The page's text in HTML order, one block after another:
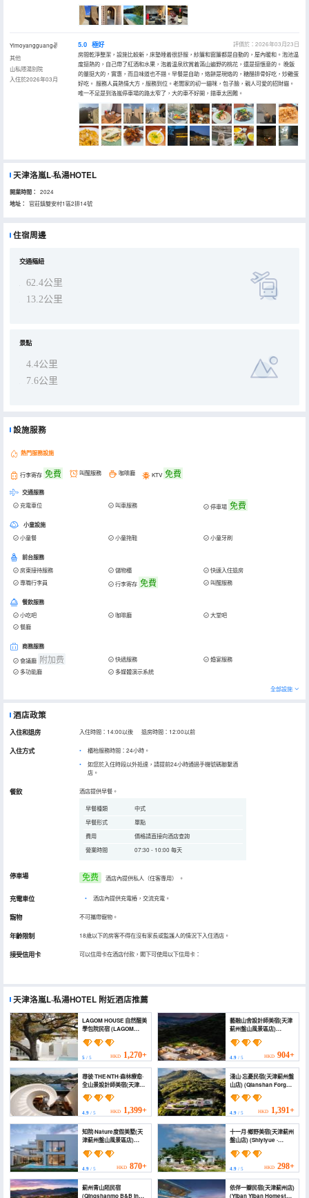
Yimoyangguang✌
其他
山私隱湯別院
入住於2026年03月
5.0 極好
評價於：2026年03月23日
房間乾淨整潔，設施比較新，床墊睡着很舒服，紗簾和窗簾都是自動的，屋內暖和。泡池温
度挺熱的，自己帶了紅酒和水果，泡着温泉欣賞着滿山遍野的桃花，還是挺愜意的。 晚飯
的量挺大的，實惠，而且味道也不錯。早餐是自助，烙餅是現烙的，糖醋排骨好吃，炒雞蛋
好吃。 服務人員熱情大方，服務到位。老闆家的初一貓咪，包子臉，親人可愛的招財貓。
唯一不足是到洛嵐停車場的路太窄了，大的車不好開，錯車太困難。
天津洛嵐L·私湯HOTEL
開業時間： 2024
地址： 官莊鎮雙安村1區2排14號
住宿周邊
交通樞紐
62.4公里
13.2公里
景點
4.4公里
7.6公里
設施服務
熱門服務設施
行李寄存 免費 叫醒服務 咖啡廳 KTV 免費
交通服務
充電車位 叫車服務 停車場 免費
小童設施
小童餐 小童拖鞋 小童牙刷
前台服務
房東接待服務 儲物櫃
快速入住退房
專職行李員
行李寄存 免費 叫醒服務
餐飲服務
小吃吧 咖啡廳
大堂吧
餐廳
商務服務
會議廳 附加费 快遞服務
婚宴服務
多功能廳
多媒體演示系統
全部設施
酒店政策
入住和退房 入住時間：14:00以後 退房時間：12:00以前
入住方式
櫃枱服務時間：24小時。
如您於入住時段以外抵達，請提前24小時通過手機號碼聯繫酒
店。
餐飲 酒店提供早餐。
早餐種類
中式
早餐形式
單點
費用
價格請直接向酒店查詢
營業時間
07:30 - 10:00 每天
停車場 免费 酒店內提供私人（住客專用） 。
充電車位 • 酒店內提供充電樁，交流充電。
寵物 不可攜帶寵物。
年齡限制 18歲以下的房客不得在沒有家長或監護人的情況下入住酒店。
接受信用卡 可以信用卡在酒店付款，閣下可使用以下信用卡：
天津洛嵐L·私湯HOTEL 附近酒店推薦
LAGOM HOUSE 自然醒美
學包院民宿 (LAGOM
HOUSE)
5 / 5 HKD 1,270+
藝融山舍設計師美宿(天津
薊州盤山風景區店)
(Yirong Mountain
Resort (Tianjin Jizhou
Panshan Scenic Area
Branch))
4.9/ 5 HKD 904+
尋彼·THE·NTH·森林療愈·
全山景設計師美宿(天津薊
州盤山店) (Find The NTH
Wild Luxury Beauty
Suite (Tianjin
Zhangzhou Panshan
Branch))
4.9 / 5 HKD 1,399+
淺山·忘憂民宿(天津薊州盤
山店) (Qianshan Forget
Worries Homestay
(Tianjin Jizhou Panshan
Mountain))
4.9/ 5 HKD 1,391+
知院·Nature度假美墅(天
津薊州盤山風景區店)
(ZHIHOUSE· Nature)
4.9 / 5 HKD 870+
十一月·鄉野美宿(天津薊州
盤山店) (Shiyiyue ·
Xiangye Meisu (Tianjin
Jizhou Panshan))
4.9/ 5 HKD 298+
薊州青山陌民宿
(Qingshanmo B&B in
依伴一瓣民宿(天津薊州店)
(Yiban Yiban Homestay